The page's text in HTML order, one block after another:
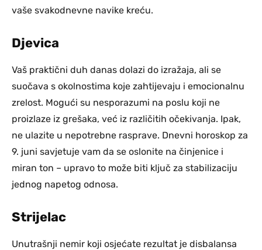
vaše svakodnevne navike kreću.
Djevica
Vaš praktični duh danas dolazi do izražaja, ali se
suočava s okolnostima koje zahtijevaju i emocionalnu
zrelost. Mogući su nesporazumi na poslu koji ne
proizlaze iz grešaka, već iz različitih očekivanja. Ipak,
ne ulazite u nepotrebne rasprave. Dnevni horoskop za
9. juni savjetuje vam da se oslonite na činjenice i
miran ton – upravo to može biti ključ za stabilizaciju
jednog napetog odnosa.
Strijelac
Unutrašnji nemir koji osjećate rezultat je disbalansa